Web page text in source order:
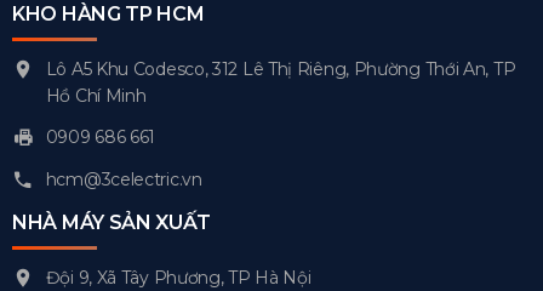
KHO HÀNG TP HCM
Lô A5 Khu Codesco, 312 Lê Thị Riêng, Phường Thới An, TP
Hồ Chí Minh
0909 686 661
hcm@3celectric.vn
NHÀ MÁY SẢN XUẤT
Đội 9, Xã Tây Phương, TP Hà Nội